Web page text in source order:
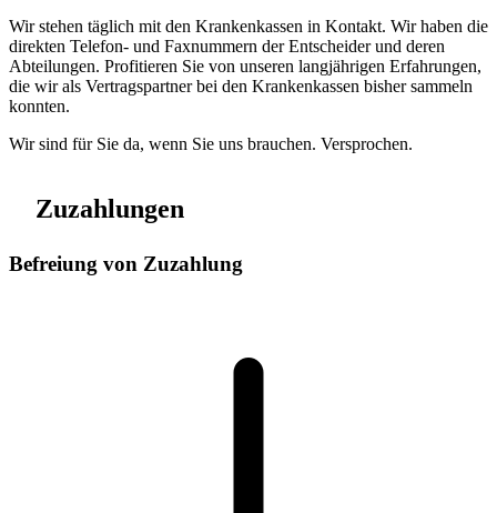
Wir stehen täglich mit den Krankenkassen in Kontakt. Wir haben die
direkten Telefon- und Faxnummern der Entscheider und deren
Abteilungen. Profitieren Sie von unseren langjährigen Erfahrungen,
die wir als Vertragspartner bei den Krankenkassen bisher sammeln
konnten.
Wir sind für Sie da, wenn Sie uns brauchen. Versprochen.
Zuzahlungen
Befreiung von Zuzahlung